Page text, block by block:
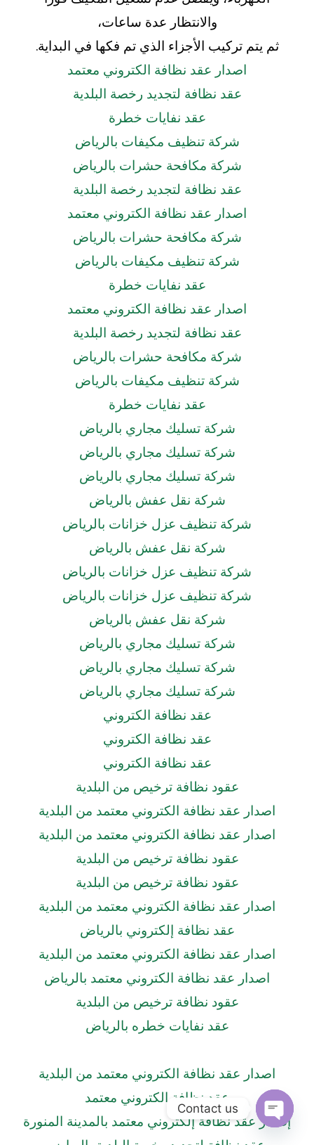
والانتظار عدة ساعات،
ثم يتم تركيب الأجزاء الذي تم فكها في البداية.
اصدار عقد نظافة الكتروني معتمد
عقد نظافة لتجديد رخصة البلدية
عقد نفايات خطرة
شركة تنظيف مكيفات بالرياض
شركة مكافحة حشرات بالرياض
عقد نظافة لتجديد رخصة البلدية
اصدار عقد نظافة الكتروني معتمد
شركة مكافحة حشرات بالرياض
شركة تنظيف مكيفات بالرياض
عقد نفايات خطرة
اصدار عقد نظافة الكتروني معتمد
عقد نظافة لتجديد رخصة البلدية
شركة مكافحة حشرات بالرياض
شركة تنظيف مكيفات بالرياض
عقد نفايات خطرة
شركة تسليك مجاري بالرياض
شركة تسليك مجاري بالرياض
شركة تسليك مجاري بالرياض
شركة نقل عفش بالرياض
شركة تنظيف عزل خزانات بالرياض
شركة نقل عفش بالرياض
شركة تنظيف عزل خزانات بالرياض
شركة تنظيف عزل خزانات بالرياض
شركة نقل عفش بالرياض
شركة تسليك مجاري بالرياض
شركة تسليك مجاري بالرياض
شركة تسليك مجاري بالرياض
عقد نظافة الكتروني
عقد نظافة الكتروني
عقد نظافة الكتروني
عقود نظافة ترخيص من البلدية
اصدار عقد نظافة الكتروني معتمد من البلدية
اصدار عقد نظافة الكتروني معتمد من البلدية
عقود نظافة ترخيص من البلدية
عقود نظافة ترخيص من البلدية
اصدار عقد نظافة الكتروني معتمد من البلدية
عقد نظافة إلكتروني بالرياض
اصدار عقد نظافة الكتروني معتمد من البلدية
اصدار عقد نظافة الكتروني معتمد بالرياض
عقود نظافة ترخيص من البلدية
عقد نفايات خطره بالرياض
اصدار عقد نظافة الكتروني معتمد من البلدية
عقد نظافة الكتروني معتمد
إصدار عقد نظافة إلكتروني معتمد بالمدينة المنورة
Contact us
Open